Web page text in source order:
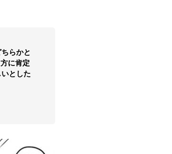
らかと
に肯定
とした